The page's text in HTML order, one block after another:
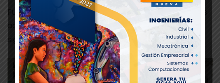
Fueron momentos de emoción y alegría para todos
aquellos que el día de hoy participaron en esta
significativa Ceremonia de Inicio de Clases.